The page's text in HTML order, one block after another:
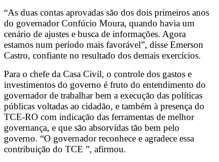
“As duas contas aprovadas são dos dois primeiros anos
do governador Confúcio Moura, quando havia um
cenário de ajustes e busca de informações. Agora
estamos num período mais favorável”, disse Emerson
Castro, confiante no resultado dos demais exercícios.
Para o chefe da Casa Civil, o controle dos gastos e
investimentos do governo é fruto do entendimento do
governador de trabalhar bem a execução das políticas
públicas voltadas ao cidadão, e também à presença do
TCE-RO com indicação das ferramentas de melhor
governança, e que são absorvidas tão bem pelo
governo. “O governador reconhece e agradece essa
contribuição do TCE ”, afirmou.